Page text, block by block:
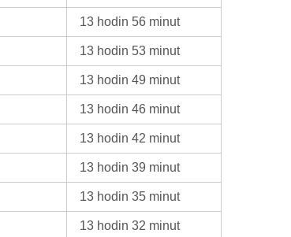
13 hodin 56 minut
13 hodin 53 minut
13 hodin 49 minut
13 hodin 46 minut
13 hodin 42 minut
13 hodin 39 minut
13 hodin 35 minut
13 hodin 32 minut